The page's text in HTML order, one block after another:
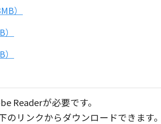
）
Readerが必要です。
リンクからダウンロードできます。